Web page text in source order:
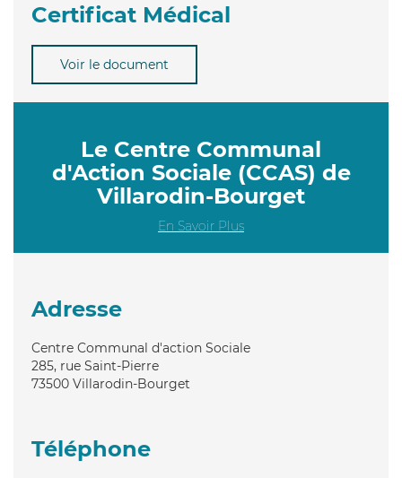
Certificat Médical
Voir le document
Le Centre Communal
d'Action Sociale (CCAS) de
Villarodin-Bourget
En Savoir Plus
Adresse
Centre Communal d'action Sociale
285, rue Saint-Pierre
73500 Villarodin-Bourget
Téléphone